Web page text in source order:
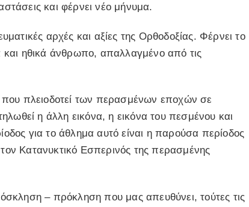
και φέρνει νέο μήνυμα.
αρχές και αξίες της Ορθοδοξίας. Φέρνει το
ηθικά άνθρωπο, απαλλαγμένο από τις
πλειοδοτεί των περασμένων εποχών σε
η άλλη εικόνα, η εικόνα του πεσμένου και
για το άθλημα αυτό είναι η παρούσα περίοδος
Κατανυκτικό Εσπερινός της περασμένης
– πρόκληση που μας απευθύνει, τούτες τις